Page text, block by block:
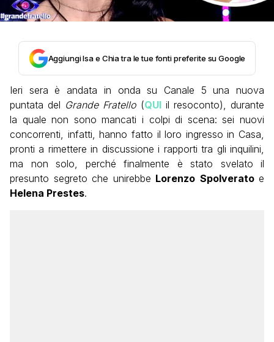
Aggiungi Isa e Chia tra le tue fonti preferite su Google
Ieri sera è andata in onda su Canale 5 una nuova
puntata del Grande Fratello(QUIil resoconto), durante
la quale non sono mancati i colpi di scena: sei nuovi
concorrenti, infatti, hanno fatto il loro ingresso in Casa,
pronti a rimettere in discussione i rapporti tra gli inquilini,
ma non solo, perché finalmente è stato svelato il
presunto segreto che unirebbe Lorenzo Spolveratoe
Helena Prestes.